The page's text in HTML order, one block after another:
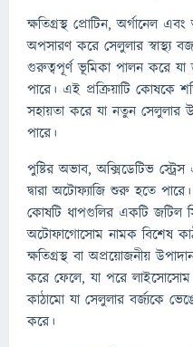
ক্ষতিগ্রস্থ প্রোটিন, অর্গানেল
অপসারণ করে সেলুলার স্বাস্থ্য
গুরুত্বপূর্ণ ভূমিকা পালন করে
পারে। এই প্রক্রিয়াটি কোষকে
সহায়তা করে যা নতুন সেলুলার
পারে।
পুষ্টির অভাব, অক্সিডেটিভ
দ্বারা অটোফ্যাজি শুরু হতে
কোষটি ধাপগুলির একটি জটিল
অটোফাগোসোম নামক বিশেষ
ক্ষতিগ্রস্থ বা অপ্রয়োজনীয়
করে ফেলে, যা পরে লাইসোসোম
কাঠামো যা সেলুলার বর্জ্যকে
করে।